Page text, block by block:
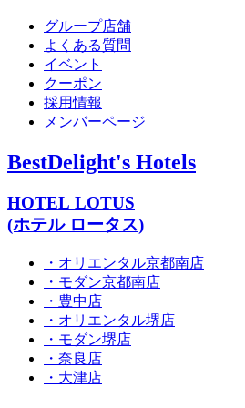
グループ店舗
よくある質問
イベント
クーポン
採用情報
メンバーページ
BestDelight's Hotels
HOTEL LOTUS
(ホテル ロータス)
・オリエンタル京都南店
・モダン京都南店
・豊中店
・オリエンタル堺店
・モダン堺店
・奈良店
・大津店